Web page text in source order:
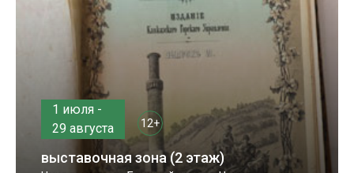
1 июля -
29 августа
12+
выставочная зона (2 этаж)